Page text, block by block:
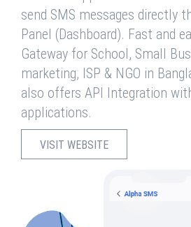
send SMS messages directly
Panel (Dashboard). Fast and
Gateway for School, Small
marketing, ISP & NGO in
also offers API Integration
applications.
VISIT WEBSITE